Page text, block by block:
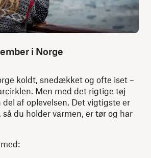
i Norge
koldt, snedækket og ofte iset –
Men med det rigtige tøj
af oplevelsen. Det vigtigste er
du holder varmen, er tør og har